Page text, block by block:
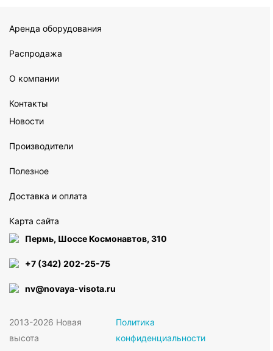
Аренда оборудования
Распродажа
О компании
Контакты
Новости
Производители
Полезное
Доставка и оплата
Карта сайта
Пермь, Шоссе Космонавтов, 310
+7 (342) 202-25-75
nv@novaya-visota.ru
2013-2026 Новая
высота
Политика
конфиденциальности